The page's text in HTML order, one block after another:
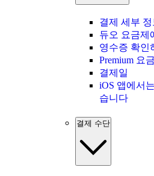
결제 세부
듀오 요금제
영수증 확인
Premium 요
결제일
iOS 앱에서
습니다
결제 수단